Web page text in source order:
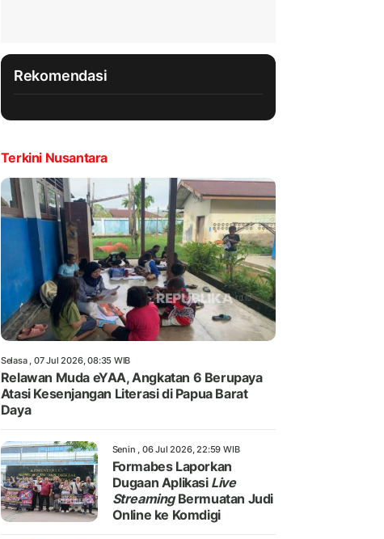
Rekomendasi
Terkini Nusantara
Selasa , 07 Jul 2026, 08:35 WIB
Relawan Muda eYAA, Angkatan 6 Berupaya
Atasi Kesenjangan Literasi di Papua Barat
Daya
Senin , 06 Jul 2026, 22:59 WIB
Formabes Laporkan
Dugaan Aplikasi Live
StreamingBermuatan Judi
Online ke Komdigi